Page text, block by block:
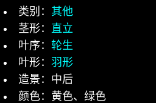
类别： 其他
茎形： 直立
叶序： 轮生
叶形： 羽形
造景：中后
颜色：黄色、绿色